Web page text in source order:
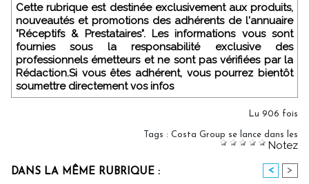
Cette rubrique est destinée exclusivement aux produits,
nouveautés et promotions des adhérents de l'annuaire
"Réceptifs & Prestataires". Les informations vous sont
fournies sous la responsabilité exclusive des
professionnels émetteurs et ne sont pas vérifiées par la
Rédaction.Si vous êtes adhérent, vous pourrez bientôt
soumettre directement vos infos
Lu 906 fois
Tags : Costa Group se lance dans les
Notez
DANS LA MÊME RUBRIQUE : < >